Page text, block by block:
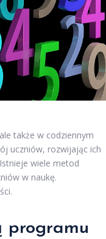
także w codziennym
uczniów, rozwijając ich
wiele metod
w naukę.
programu